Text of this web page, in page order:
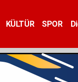
KÜLTÜR SPOR